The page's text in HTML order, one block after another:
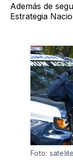
Además de
Estrategia
Foto: